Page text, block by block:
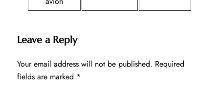
Leave a Reply
Your email address will not be published. Required
fields are marked *